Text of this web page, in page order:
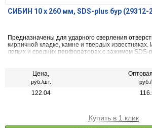
СИБИН 10 х 260 мм, SDS-plus бур (29312-
Предназначены для ударного сверления
кирпичной кладке, камне и твердых
легких и средних перфораторах с зажимом SDS-
Цена,
руб./шт.
122.04
Купить в 1 клик